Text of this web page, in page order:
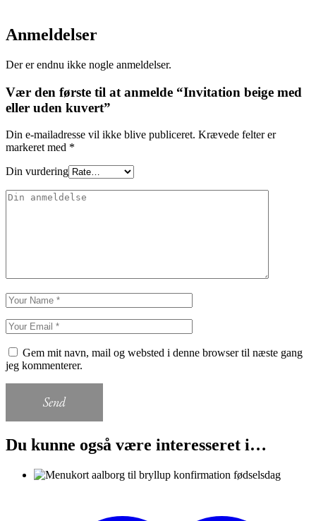
Anmeldelser
Der er endnu ikke nogle anmeldelser.
Vær den første til at anmelde “Invitation beige med
eller uden kuvert”
Din e-mailadresse vil ikke blive publiceret. Krævede felter er
markeret med *
Din vurdering
Gem mit navn, mail og websted i denne browser til næste gang
jeg kommenterer.
Send
Du kunne også være interesseret i…